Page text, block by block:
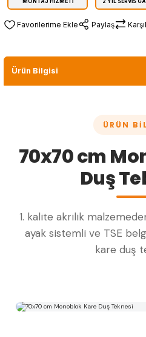
MONTAJ HİZMETİ 2 YIL SERVİS
Paylaş
Ürün Bilgisi
ÜRÜN
70x70 cm
Duş
1. kalite akrilik
ayak sistemli ve TSE
kare duş